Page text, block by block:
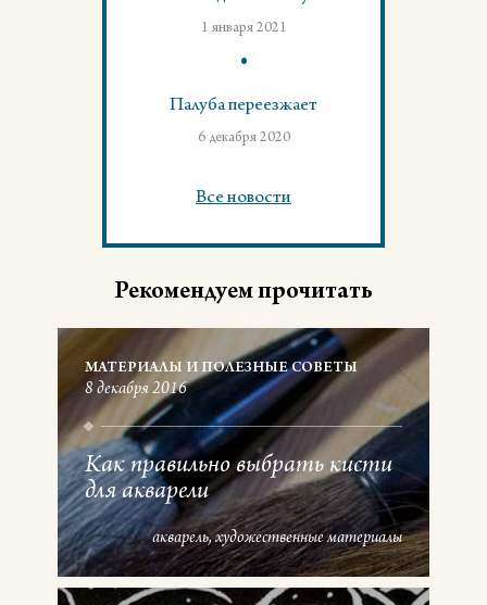
1 января 2021
Палуба переезжает
6 декабря 2020
Все новости
Рекомендуем прочитать
МАТЕРИАЛЫ И ПОЛЕЗНЫЕ СОВЕТЫ
8 декабря 2016
Как правильно выбрать кисти
для акварели
акварель художественные материалы